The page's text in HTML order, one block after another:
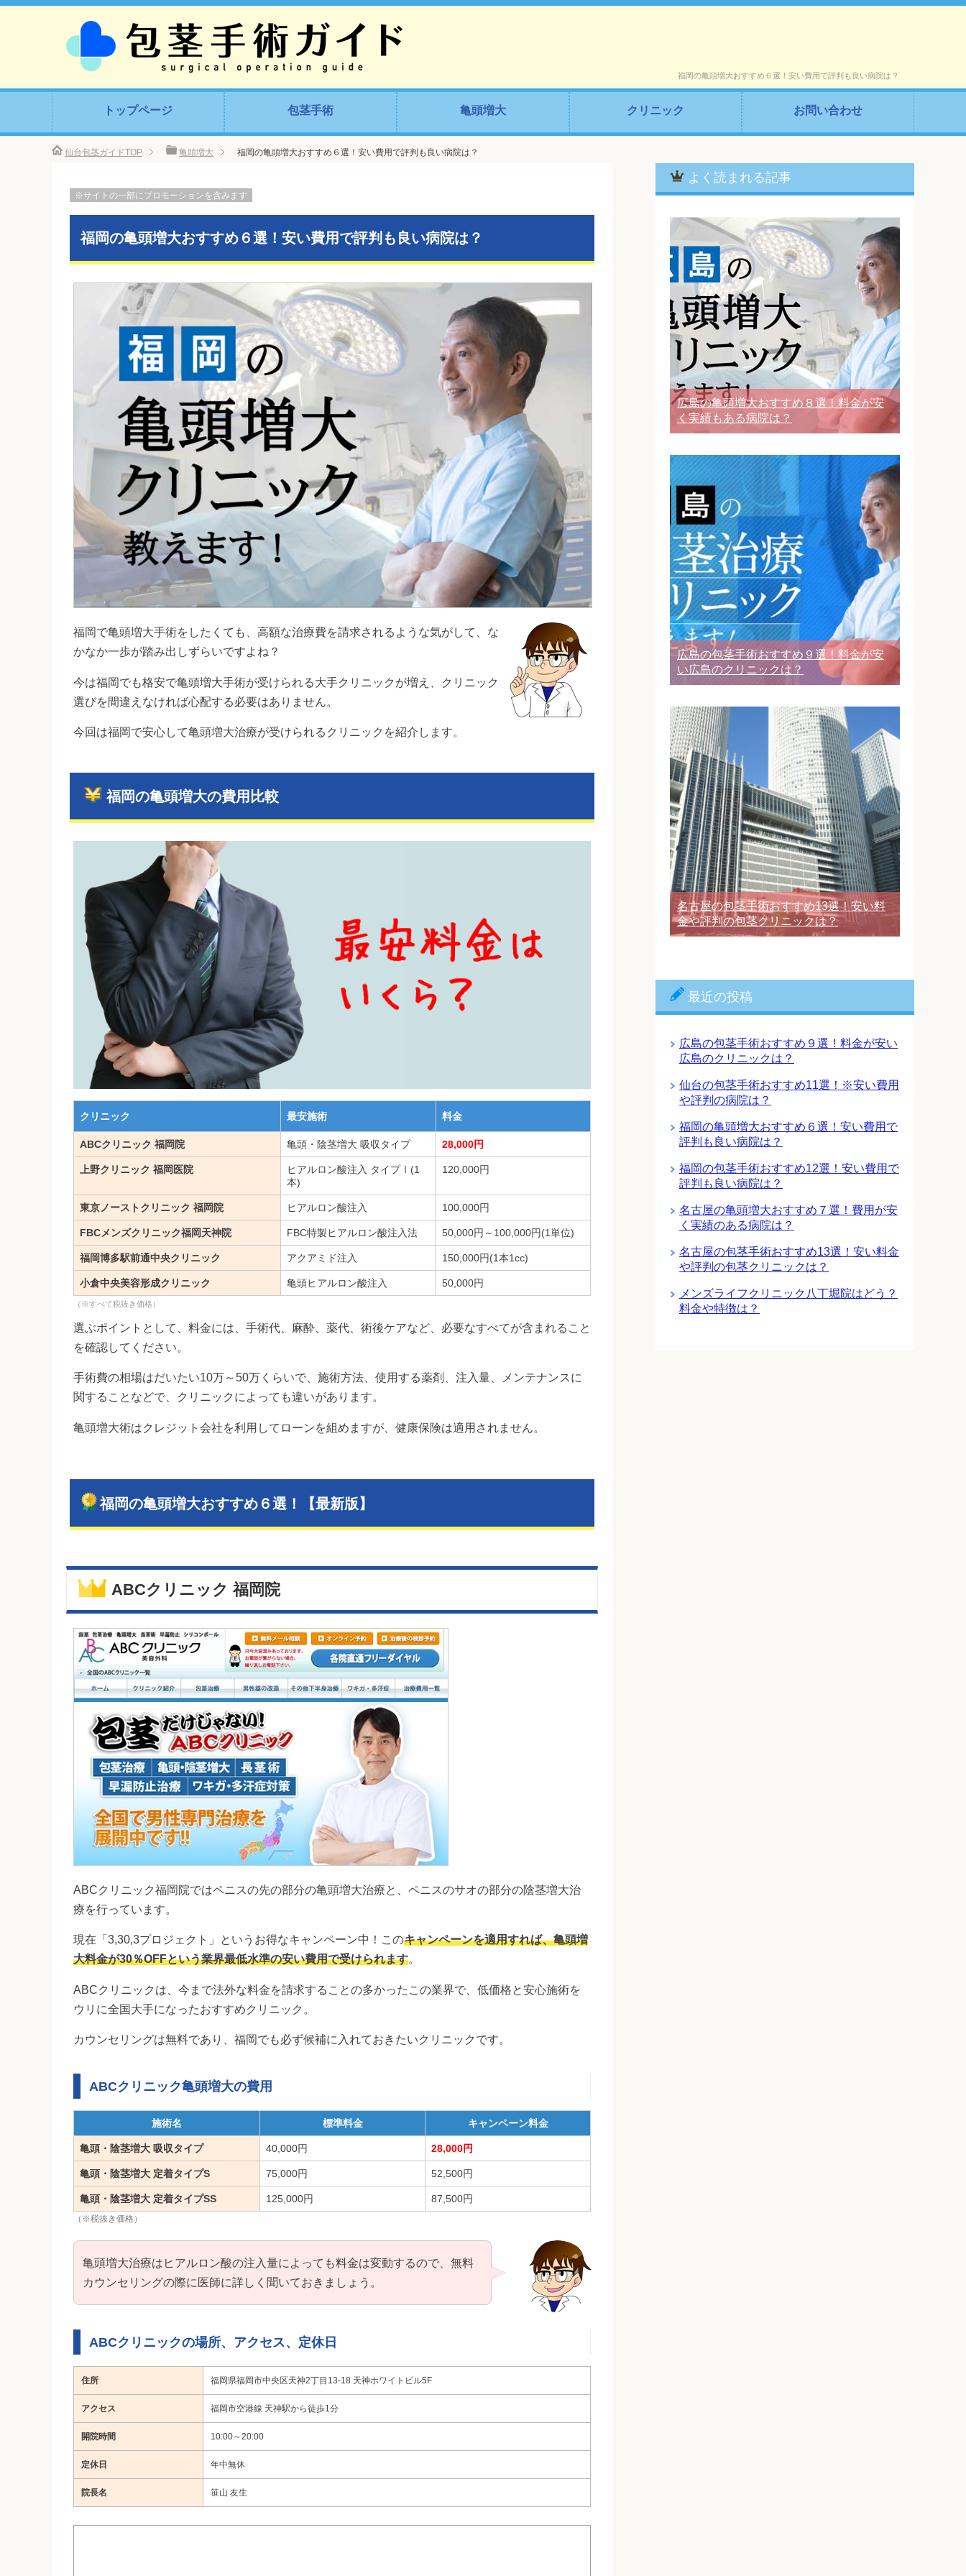
福岡の亀頭増大おすすめ６選！安い費用で評判も良い病院は？
トップページ 包茎手術 亀頭増大 クリニック お問い合わせ
仙台包茎ガイドTOP 亀頭増大 福岡の亀頭増大おすすめ６選！安い費用で評判も良い病院は？
※サイトの一部にプロモーションを含みます
福岡の亀頭増大おすすめ６選！安い費用で評判も良い病院は？
福岡で亀頭増大手術をしたくても、高額な治療費を請求されるような気がして、な
かなか一歩が踏み出しずらいですよね？
今は福岡でも格安で亀頭増大手術が受けられる大手クリニックが増え、クリニック
選びを間違えなければ心配する必要はありません。
今回は福岡で安心して亀頭増大治療が受けられるクリニックを紹介します。
福岡の亀頭増大の費用比較
クリニック 最安施術 料金
ABCクリニック 福岡院 亀頭・陰茎増大 吸収タイプ 28,000円
上野クリニック 福岡医院
ヒアルロン酸注入 タイプⅠ(1
本)
120,000円
東京ノーストクリニック 福岡院 ヒアルロン酸注入 100,000円
FBCメンズクリニック福岡天神院 FBC特製ヒアルロン酸注入法 50,000円～100,000円(1単位)
福岡博多駅前通中央クリニック アクアミド注入 150,000円(1本1cc)
小倉中央美容形成クリニック 亀頭ヒアルロン酸注入 50,000円
（※すべて税抜き価格）
選ぶポイントとして、料金には、手術代、麻酔、薬代、術後ケアなど、必要なすべてが含まれること
を確認してください。
手術費の相場はだいたい10万～50万くらいで、施術方法、使用する薬剤、注入量、メンテナンスに
関することなどで、クリニックによっても違いがあります。
亀頭増大術はクレジット会社を利用してローンを組めますが、健康保険は適用されません。
福岡の亀頭増大おすすめ６選！【最新版】
ABCクリニック 福岡院
ABCクリニック福岡院ではペニスの先の部分の亀頭増大治療と、ペニスのサオの部分の陰茎増大治
療を行っています。
現在「3,30,3プロジェクト」というお得なキャンペーン中！このキャンペーンを適用すれば、亀頭増
大料金が30％OFFという業界最低水準の安い費用で受けられます。
ABCクリニックは、今まで法外な料金を請求することの多かったこの業界で、低価格と安心施術を
ウリに全国大手になったおすすめクリニック。
カウンセリングは無料であり、福岡でも必ず候補に入れておきたいクリニックです。
ABCクリニック亀頭増大の費用
施術名 標準料金 キャンペーン料金
亀頭・陰茎増大 吸収タイプ 40,000円 28,000円
亀頭・陰茎増大 定着タイプS 75,000円 52,500円
亀頭・陰茎増大 定着タイプSS 125,000円 87,500円
（※税抜き価格）
亀頭増大治療はヒアルロン酸の注入量によっても料金は変動するので、無料
カウンセリングの際に医師に詳しく聞いておきましょう。
ABCクリニックの場所、アクセス、定休日
住所 福岡県福岡市中央区天神2丁目13-18 天神ホワイトビル5F
アクセス 福岡市空港線 天神駅から徒歩1分
開院時間 10:00～20:00
定休日 年中無休
院長名 笹山 友生
よく読まれる記事
広島の亀頭増大おすすめ８選！料金が安
く実績もある病院は？
広島の包茎手術おすすめ９選！料金が安
い広島のクリニックは？
名古屋の包茎手術おすすめ13選！安い料
金や評判の包茎クリニックは？
最近の投稿
広島の包茎手術おすすめ９選！料金が安い
広島のクリニックは？
仙台の包茎手術おすすめ11選！※安い費用
や評判の病院は？
福岡の亀頭増大おすすめ６選！安い費用で
評判も良い病院は？
福岡の包茎手術おすすめ12選！安い費用で
評判も良い病院は？
名古屋の亀頭増大おすすめ７選！費用が安
く実績のある病院は？
名古屋の包茎手術おすすめ13選！安い料金
や評判の包茎クリニックは？
メンズライフクリニック八丁堀院はどう？
料金や特徴は？